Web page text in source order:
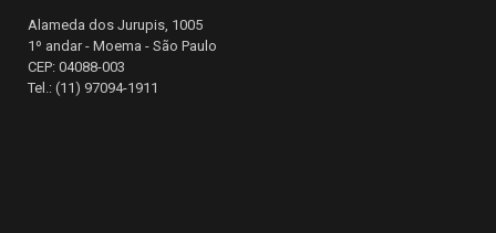
Alameda dos Jurupis, 1005
1º andar - Moema - São Paulo
CEP: 04088-003
Tel.: (11) 97094-1911